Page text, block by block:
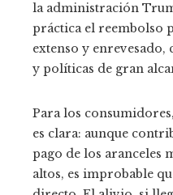
la administración
práctica el reembolso
extenso y enrevesado,
y políticas de gran
Para los
es clara: aunque
pago de los aranceles
altos, es improbable